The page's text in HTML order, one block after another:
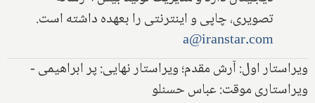
تصویری، چاپی و اینترنتی را بعهده داشته است.
a@iranstar.com
ویراستار اول: آرش مقدم؛ ویراستار نهایی: پر ابراهیمی -
ویراستاری موقت: عباس حسنلو